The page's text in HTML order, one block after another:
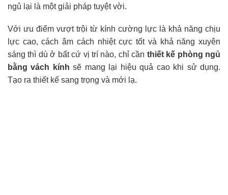
ngủ lại là một giải pháp tuyệt vời.
Với ưu điểm vượt trội từ kính cường lực là khả năng chịu
lực cao, cách âm cách nhiệt cực tốt và khả năng xuyên
sáng thì dù ở bất cứ vị trí nào, chỉ cần thiết kế phòng ngủ
bằng vách kính sẽ mang lại hiệu quả cao khi sử dụng.
Tạo ra thiết kế sang trọng và mới lạ.